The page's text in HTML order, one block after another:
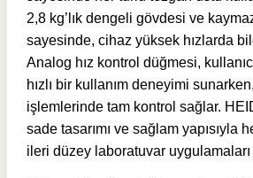
2,8 kg’lık dengeli gövdesi ve
sayesinde, cihaz yüksek hızlarda
Analog hız kontrol düğmesi,
hızlı bir kullanım deneyimi
işlemlerinde tam kontrol sağlar.
sade tasarımı ve sağlam yapısıyla
ileri düzey laboratuvar